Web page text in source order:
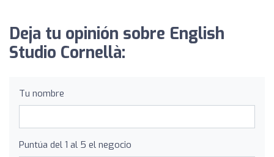
Deja tu opinión sobre English
Studio Cornellà:
Tu nombre
Puntúa del 1 al 5 el negocio